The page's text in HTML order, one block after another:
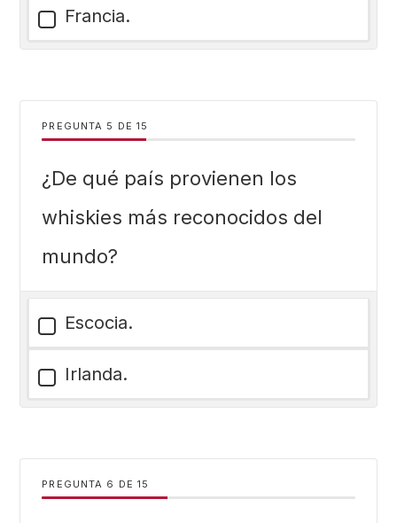
Francia.
PREGUNTA DE 15
¿De qué país provienen los
whiskies más reconocidos del
mundo?
Escocia.
Irlanda.
PREGUNTA DE 15